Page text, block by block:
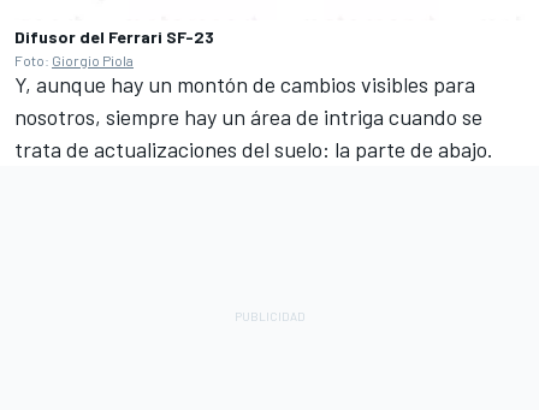
Difusor del Ferrari SF-23
Foto: Giorgio Piola
Y, aunque hay un montón de cambios visibles para
nosotros, siempre hay un área de intriga cuando se
trata de actualizaciones del suelo: la parte de abajo.